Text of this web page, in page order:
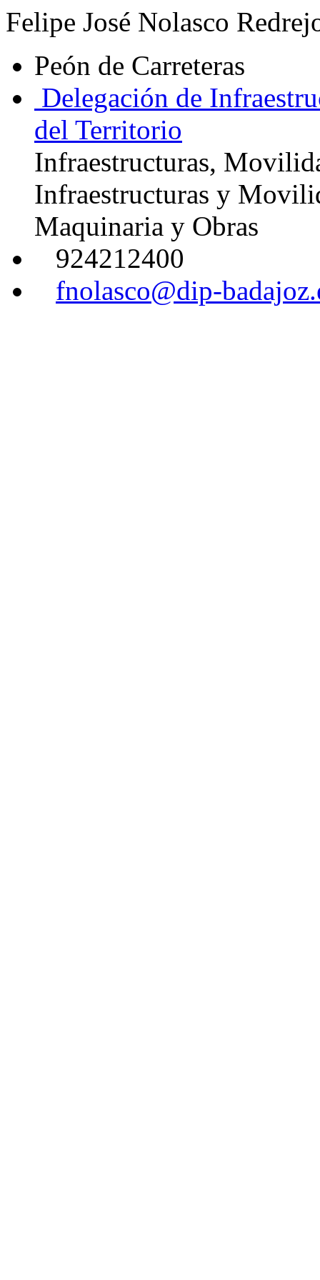
Felipe José Nolasco
Peón de Carreteras
Delegación de
del Territorio
Infraestructuras,
Infraestructuras y
Maquinaria y Obras
924212400
fnolasco@dip-